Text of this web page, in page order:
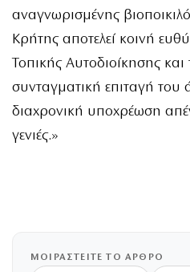
αναγνωρισμένης
Κρήτης αποτελεί κοινή
Τοπικής Αυτοδιοίκησης και
συνταγματική επιταγή του
διαχρονική υποχρέωση
γενιές.»
ΜΟΙΡΑΣΤΕΙΤΕ ΤΟ ΑΡΘΡΟ